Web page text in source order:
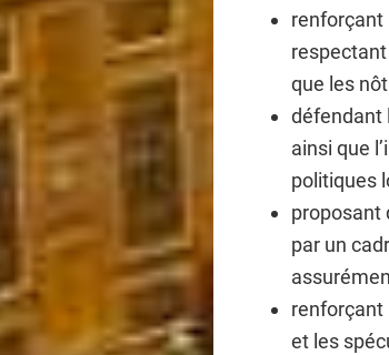
renforçant
que les
défendant
ainsi que
politiques
proposant
par un
renforçant
et les